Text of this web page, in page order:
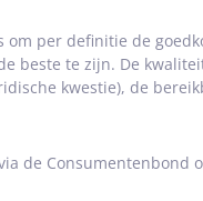
per definitie de
beste te zijn. De
kwestie), de
de Consumentenbond